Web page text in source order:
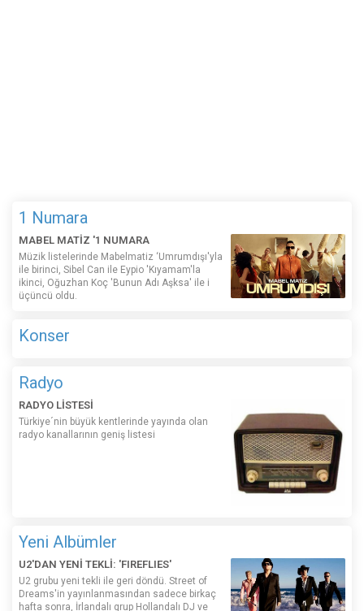
1 Numara
MABEL MATİZ '1 NUMARA
Müzik listelerinde Mabelmatiz ‘Umrumdışı'yla
ile birinci, Sibel Can ile Eypio 'Kıyamam'la
ikinci, Oğuzhan Koç 'Bunun Adı Aşksa' ile i
üçüncü oldu.
Konser
Radyo
RADYO LİSTESİ
Türkiye´nin büyük kentlerinde yayında olan
radyo kanallarının geniş listesi
Yeni Albümler
U2'DAN YENİ TEKLİ: 'FIREFLIES'
U2 grubu yeni tekli ile geri döndü. Street of
Dreams'in yayınlanmasından sadece birkaç
hafta sonra, İrlandalı grup Hollandalı DJ ve